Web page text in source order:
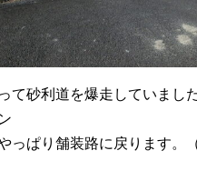
て砂利道を爆走していまし
っぱり舗装路に戻ります。